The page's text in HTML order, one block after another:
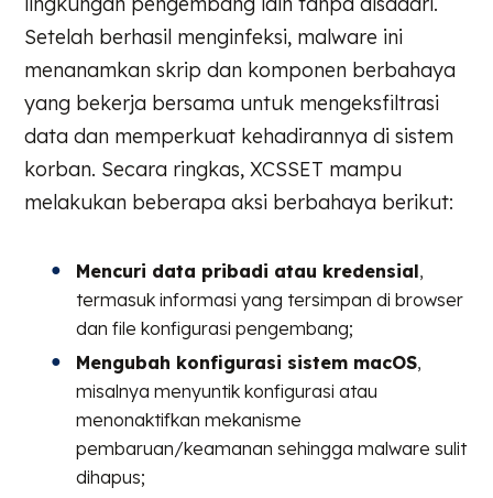
Setelah berhasil menginfeksi, malware ini
menanamkan skrip dan komponen berbahaya
yang bekerja bersama untuk mengeksfiltrasi
data dan memperkuat kehadirannya di sistem
korban. Secara ringkas, XCSSET mampu
melakukan beberapa aksi berbahaya berikut:
Mencuri data pribadi atau kredensial,
termasuk informasi yang tersimpan di browser
dan file konfigurasi pengembang;
Mengubah konfigurasi sistem macOS,
misalnya menyuntik konfigurasi atau
menonaktifkan mekanisme
pembaruan/keamanan sehingga malware sulit
dihapus;